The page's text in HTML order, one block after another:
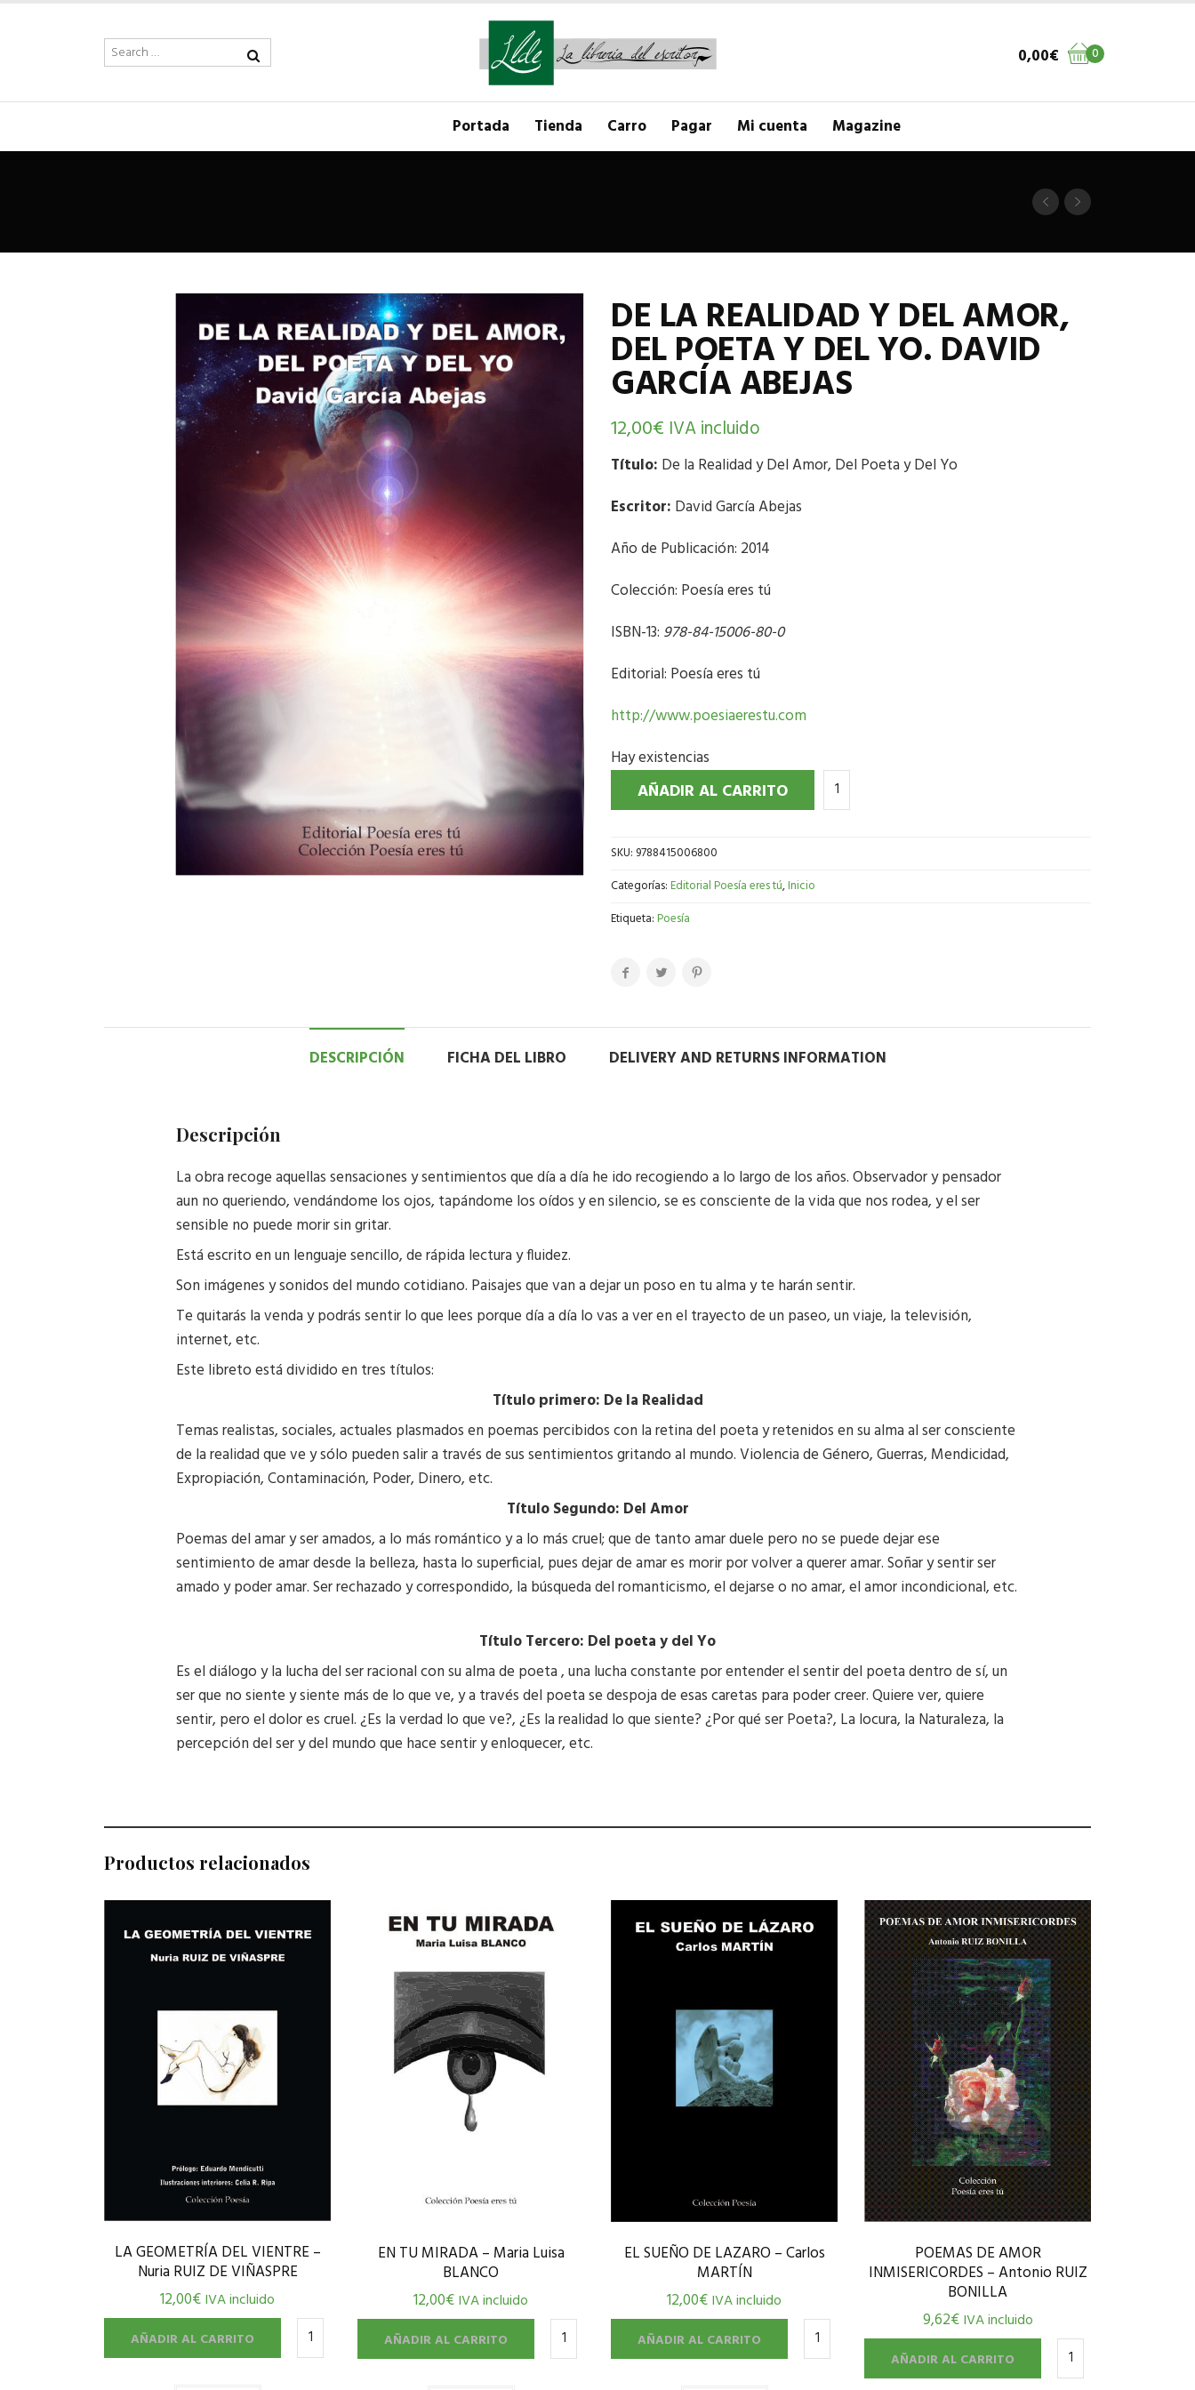
0
0,00€
Portada Tienda Carro Pagar Mi cuenta Magazine
DE LA REALIDAD Y DEL AMOR,
DEL POETA Y DEL YO. DAVID
GARCÍA ABEJAS
12,00€ IVA incluido
Título: De la Realidad y Del Amor, Del Poeta y Del Yo
Escritor: David García Abejas
Año de Publicación: 2014
Colección: Poesía eres tú
ISBN-13: 978-84-15006-80-0
Editorial: Poesía eres tú
http://www.poesiaerestu.com
Hay existencias
AÑADIR AL CARRITO
SKU: 9788415006800
Categorías:Editorial Poesía eres tú,Inicio
Etiqueta:Poesía
DESCRIPCIÓN FICHA DEL LIBRO DELIVERY AND RETURNS INFORMATION
Descripción
La obra recoge aquellas sensaciones y sentimientos que día a día he ido recogiendo a lo largo de los años. Observador y pensador
aun no queriendo, vendándome los ojos, tapándome los oídos y en silencio, se es consciente de la vida que nos rodea, y el ser
sensible no puede morir sin gritar.
Está escrito en un lenguaje sencillo, de rápida lectura y fluidez.
Son imágenes y sonidos del mundo cotidiano. Paisajes que van a dejar un poso en tu alma y te harán sentir.
Te quitarás la venda y podrás sentir lo que lees porque día a día lo vas a ver en el trayecto de un paseo, un viaje, la televisión,
internet, etc.
Este libreto está dividido en tres títulos:
Título primero: De la Realidad
Temas realistas, sociales, actuales plasmados en poemas percibidos con la retina del poeta y retenidos en su alma al ser consciente
de la realidad que ve y sólo pueden salir a través de sus sentimientos gritando al mundo. Violencia de Género, Guerras, Mendicidad,
Expropiación, Contaminación, Poder, Dinero, etc.
Título Segundo: Del Amor
Poemas del amar y ser amados, a lo más romántico y a lo más cruel; que de tanto amar duele pero no se puede dejar ese
sentimiento de amar desde la belleza, hasta lo superficial, pues dejar de amar es morir por volver a querer amar. Soñar y sentir ser
amado y poder amar. Ser rechazado y correspondido, la búsqueda del romanticismo, el dejarse o no amar, el amor incondicional, etc.
Título Tercero: Del poeta y del Yo
Es el diálogo y la lucha del ser racional con su alma de poeta , una lucha constante por entender el sentir del poeta dentro de sí, un
ser que no siente y siente más de lo que ve, y a través del poeta se despoja de esas caretas para poder creer. Quiere ver, quiere
sentir, pero el dolor es cruel. ¿Es la verdad lo que ve?, ¿Es la realidad lo que siente? ¿Por qué ser Poeta?, La locura, la Naturaleza, la
percepción del ser y del mundo que hace sentir y enloquecer, etc.
Productos relacionados
LA GEOMETRÍA DEL VIENTRE –
Nuria RUIZ DE VIÑASPRE
12,00€IVA incluido
AÑADIR AL CARRITO
EN TU MIRADA – Maria Luisa
BLANCO
12,00€IVA incluido
AÑADIR AL CARRITO
EL SUEÑO DE LAZARO – Carlos
MARTÍN
12,00€IVA incluido
AÑADIR AL CARRITO
POEMAS DE AMOR
INMISERICORDES – Antonio RUIZ
BONILLA
9,62€ IVA incluido
AÑADIR AL CARRITO